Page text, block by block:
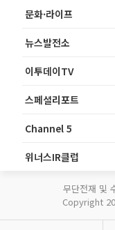
문화·라이프
뉴스발전소
이투데이TV
스페셜리포트
Channel 5
위너스IR클럽
무단전재 및
Copyright